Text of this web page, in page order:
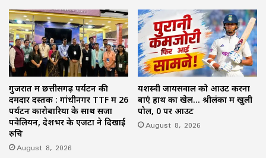
गुजरात में छत्तीसगढ़ पर्यटन की
दमदार दस्तक : गांधीनगर TTF में 26
पर्यटन कारोबारियों के साथ सजा
पवेलियन, देशभर के एजेंटों ने दिखाई
रुचि
August 8, 2026
यशस्वी जायसवाल को आउट करना
बाएं हाथ का खेल… श्रीलंका में खुली
पोल, 0 पर आउट
August 8, 2026